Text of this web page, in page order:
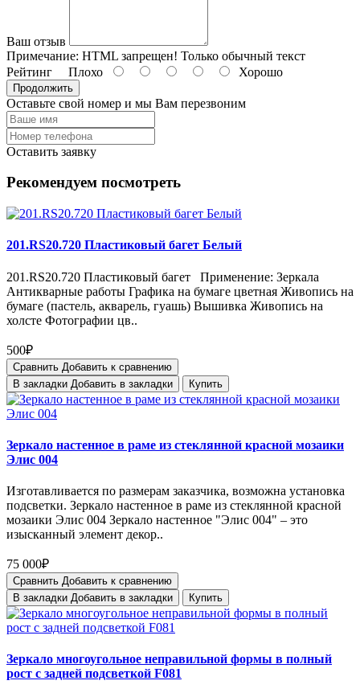
Ваш отзыв
Примечание: HTML запрещен! Только обычный текст
Рейтинг Плохо Хорошо
Продолжить
Оставьте свой номер и мы Вам перезвоним
Оставить заявку
Рекомендуем посмотреть
201.RS20.720 Пластиковый багет Белый
201.RS20.720 Пластиковый багет Применение: Зеркала
Антикварные работы Графика на бумаге цветная Живопись на
бумаге (пастель, акварель, гуашь) Вышивка Живопись на
холсте Фотографии цв..
500₽
Сравнить Добавить к сравнению
В закладки Добавить в закладки Купить
Зеркало настенное в раме из стеклянной красной мозаики
Элис 004
Изготавливается по размерам заказчика, возможна установка
подсветки. Зеркало настенное в раме из стеклянной красной
мозаики Элис 004 Зеркало настенное "Элис 004" – это
изысканный элемент декор..
75 000₽
Сравнить Добавить к сравнению
В закладки Добавить в закладки Купить
Зеркало многоугольное неправильной формы в полный
рост с задней подсветкой F081